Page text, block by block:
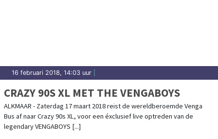
16 februari 2018, 14:03 uur
CRAZY 90S XL MET THE VENGABOYS
ALKMAAR - Zaterdag 17 maart 2018 reist de wereldberoemde Venga
Bus af naar Crazy 90s XL, voor een éxclusief live optreden van de
legendary VENGABOYS [...]